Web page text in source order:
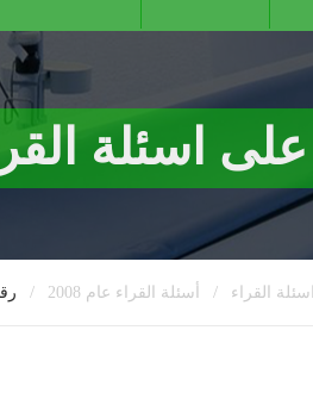
على اسئلة
القراء / أسئلة القراء عام 2008 /